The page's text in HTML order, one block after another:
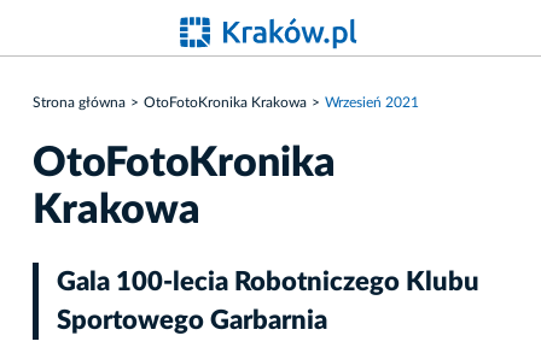
Strona główna OtoFotoKronika Krakowa Wrzesień 2021
OtoFotoKronika
Krakowa
Gala 100-lecia Robotniczego Klubu
Sportowego Garbarnia